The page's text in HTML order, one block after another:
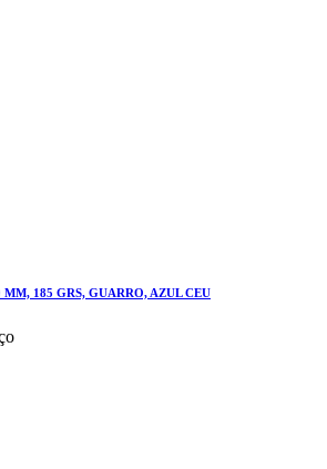
185 GRS, GUARRO, AZUL CEU